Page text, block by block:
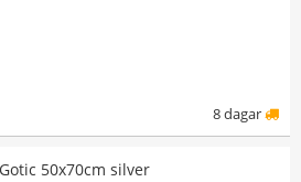
8 dagar
50x70cm silver